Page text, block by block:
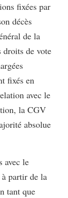
fixées par
décès
de la
droits de vote
fixés en
avec le
la CGV
absolue
avec le
à partir de la
tant que